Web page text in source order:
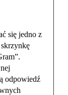
się jedno z
odpowiedź